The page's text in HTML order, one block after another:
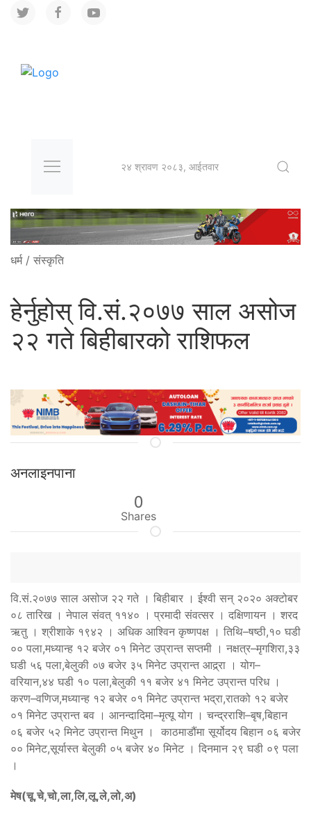
२४ श्रावण २०८३, आईतवार
धर्म / संस्कृति
हेर्नुहोस् वि.सं.२०७७ साल असोज
२२ गते बिहीबारको राशिफल
अनलाइनपाना
0
Shares
वि.सं.२०७७ साल असोज २२ गते । बिहीबार । ईश्वी सन् २०२० अक्टोबर
०८ तारिख । नेपाल संवत् ११४० । प्रमादी संवत्सर । दक्षिणायन । शरद
ऋतु । श्रीशाके १९४२ । अधिक आश्विन कृष्णपक्ष । तिथि–षष्ठी,१० घडी
०० पला,मध्यान्ह १२ बजेर ०१ मिनेट उप्रान्त सप्तमी । नक्षत्र–मृगशिरा,३३
घडी ५६ पला,बेलुकी ०७ बजेर ३५ मिनेट उप्रान्त आद्र्रा । योग–
वरियान,४४ घडी १० पला,बेलुकी ११ बजेर ४१ मिनेट उप्रान्त परिध ।
करण–वणिज,मध्यान्ह १२ बजेर ०१ मिनेट उप्रान्त भद्रा,रातको १२ बजेर
०१ मिनेट उप्रान्त बव । आनन्दादिमा–मृत्यू योग । चन्द्रराशि–बृष,बिहान
०६ बजेर ५२ मिनेट उप्रान्त मिथुन । काठमाडौंमा सूर्योदय बिहान ०६ बजेर
०० मिनेट,सूर्यास्त बेलुकी ०५ बजेर ४० मिनेट । दिनमान २९ घडी ०९ पला
।
मेष(चू,चे,चो,ला,लि,लू,ले,लो,अ)